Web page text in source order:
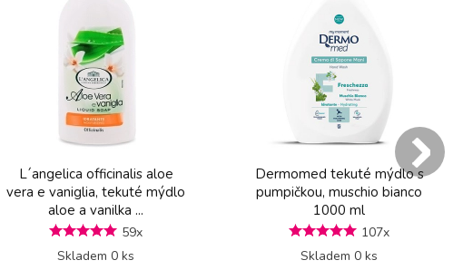
L´angelica officinalis aloe
vera e vaniglia, tekuté mýdlo
aloe a vanilka ...
59x
Skladem 0 ks
Dermomed tekuté mýdlo s
pumpičkou, muschio bianco
1000 ml
107x
Skladem 0 ks